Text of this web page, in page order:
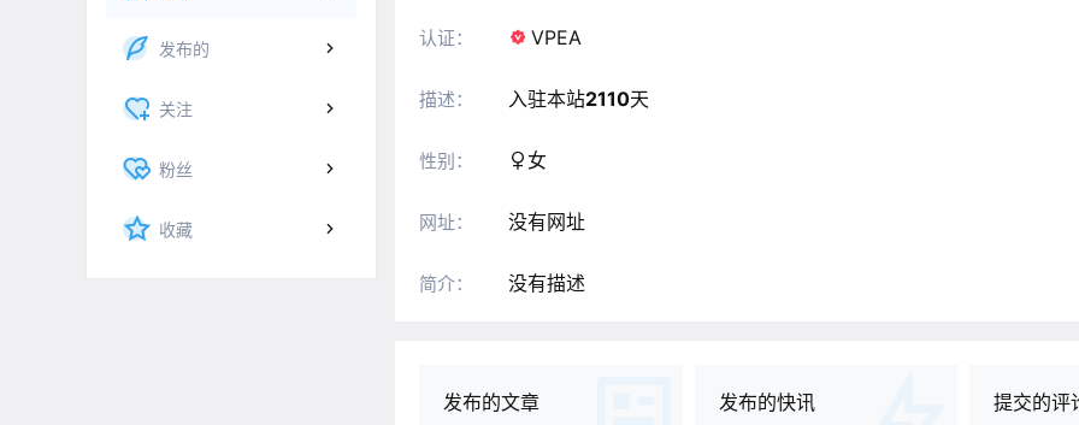
发布的
关注
粉丝
收藏
认证： VPEA
描述： 入驻本站2110天
性别： 女
网址： 没有网址
简介： 没有描述
发布的文章 发布的快讯 提交的评